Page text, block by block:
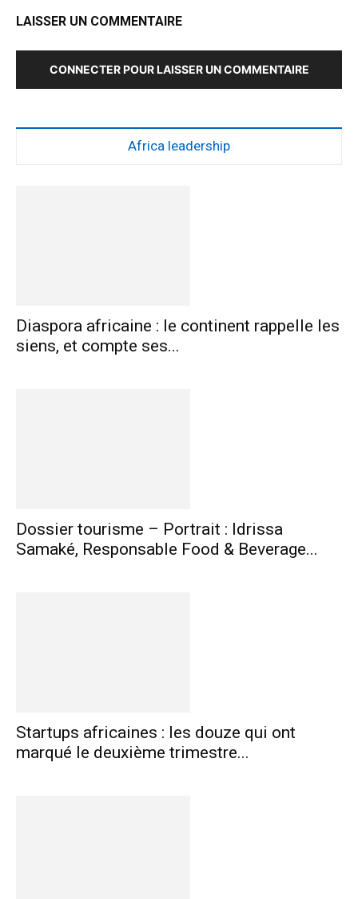
LAISSER UN COMMENTAIRE
CONNECTER POUR LAISSER UN COMMENTAIRE
Africa leadership
Diaspora africaine : le continent rappelle les
siens, et compte ses...
Dossier tourisme – Portrait : Idrissa
Samaké, Responsable Food & Beverage...
Startups africaines : les douze qui ont
marqué le deuxième trimestre...